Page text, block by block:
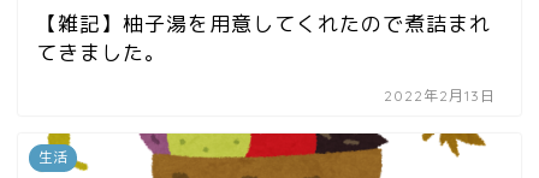
【雑記】柚子湯を用意してくれたので煮詰まれ
てきました。
2022年2月13日
生活